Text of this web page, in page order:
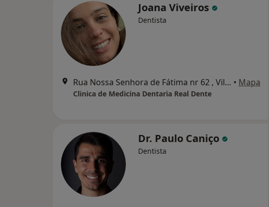
Joana Viveiros
Dentista
Rua Nossa Senhora de Fátima nr 62 , Vila Meã • Mapa
Clinica de Medicina Dentaria Real Dente
Dr. Paulo Caniço
Dentista